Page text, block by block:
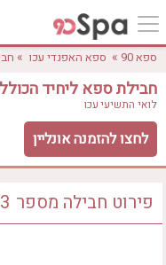
לפי אבזורים
ספא 90 » ספא האפנדי עכו »
חבילת ספא ליחיד הכוללת
לואי התשיעיעכו
לחצו להזמנה אונליין
פירוט חבילה מספר